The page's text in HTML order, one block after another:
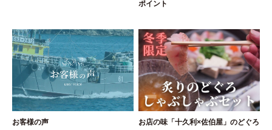
ポイント
お客様の声
お店の味「十久利×佐伯屋」のどぐろ